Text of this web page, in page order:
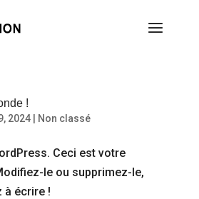
!
2024| Non classé
Ceci est votre
le ou supprimez-le,
à écrire !